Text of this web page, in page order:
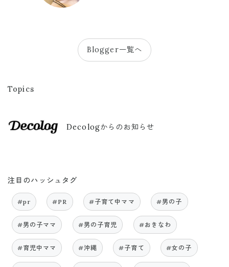
Blogger一覧へ
Topics
Decologからのお知らせ
注目のハッシュタグ
#pr #PR #子育て中ママ #男の子
#男の子ママ #男の子育児 #おきなわ
#育児中ママ #沖縄 #子育て #女の子